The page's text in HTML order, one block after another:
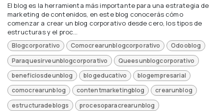
El blog es la herramienta más importante para una estrategia de
marketing de contenidos, en este blog conocerás cómo
comenzar a crear un blog corporativo desde cero, los tipos de
estructuras y el proc...
Blogcorporativo Comocrearunblogcorporativo
Odooblog
Paraquesirveunblogcorporativo
Queesunblogcorporativo
beneficiosdeunblog
blogeducativo
blogempresarial
comocrearunblog
contentmarketingblog
crearunblog
estructuradeblogs
procesoparacrearunblog